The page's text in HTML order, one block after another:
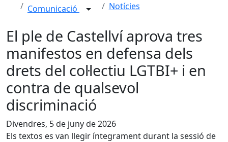
Comunicació Notícies
El ple de Castellví aprova tres
manifestos en defensa dels
drets del col·lectiu LGTBI+ i en
contra de qualsevol
discriminació
Divendres, 5 de juny de 2026
Els textos es van llegir íntegrament durant la sessió de